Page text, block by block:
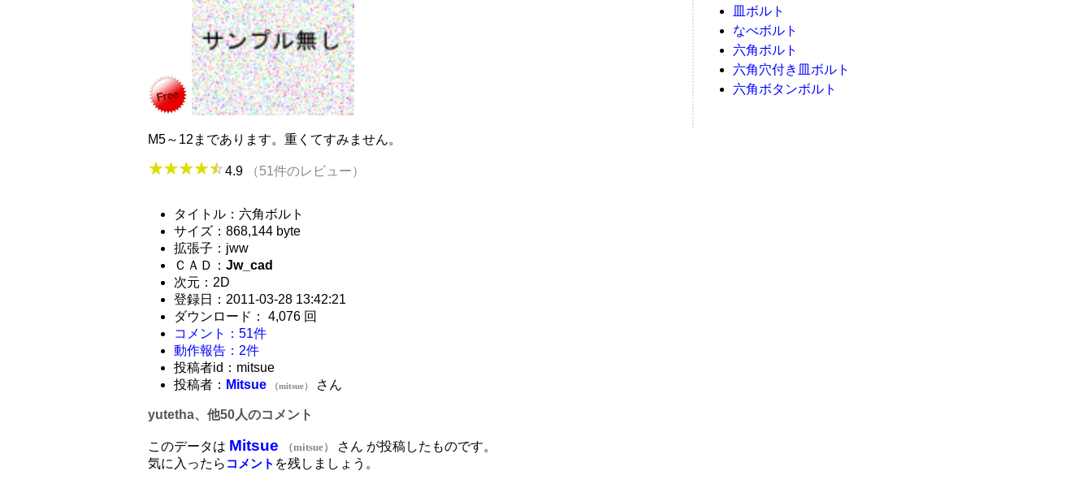
M5～12まであります。重くてすみません。
4.9 （51件のレビュー）
タイトル：六角ボルト
サイズ：868,144 byte
拡張子：jww
ＣＡＤ： Jw_cad
次元：2D
登録日：2011-03-28 13:42:21
ダウンロード： 4,076 回
コメント：51件
動作報告：2件
投稿者id：mitsue
投稿者： Mitsue （mitsue） さん
yutetha、他50人のコメント
このデータは Mitsue （mitsue）
さん が投稿したものです。
気に入ったら コメント を残しましょう。
皿ボルト
なべボルト
六角ボルト
六角穴付き皿ボルト
六角ボタンボルト